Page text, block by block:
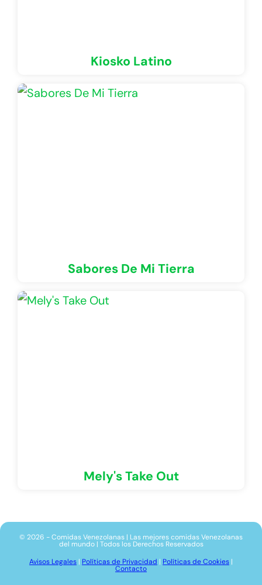
Kiosko Latino
Sabores De Mi Tierra
Mely's Take Out
© 2026 - Comidas Venezolanas | Las mejores comidas Venezolanas
del mundo | Todos los Derechos Reservados
Avisos Legales | Políticas de Privacidad | Políticas de Cookies |
Contacto